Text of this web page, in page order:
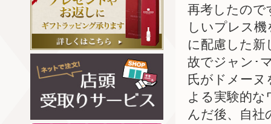
再考したので
しいプレス
に配慮した
故でジャン･
氏がドメー
よる実験的
んだ後、自社